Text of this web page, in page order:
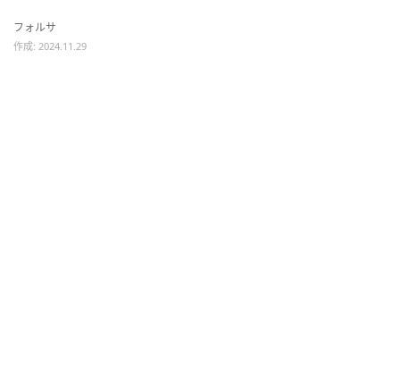
フォルサ
作成: 2024.11.29